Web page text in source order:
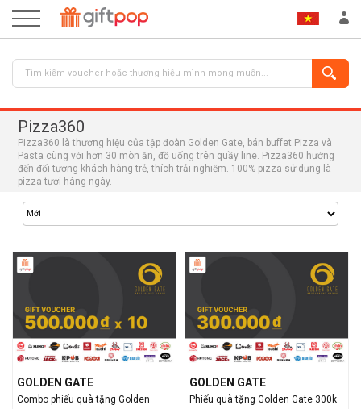
ĐĂNG NHẬP ĐĂNG KÝ
Pizza360
Pizza360 là thương hiệu của tập đoàn Golden Gate, bán buffet Pizza và
Pasta cùng với hơn 30 mòn ăn, đồ uống trên quầy line. Pizza360 hướng
đến đối tượng khách hàng trẻ, thích trải nghiệm. 100% pizza sử dụng là
pizza tươi hàng ngày.
GOLDEN GATE
Combo phiếu quà tặng Golden
GOLDEN GATE
Phiếu quà tặng Golden Gate 300k